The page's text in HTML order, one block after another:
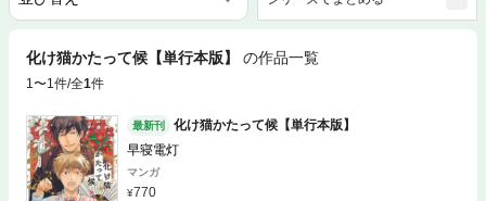
化け猫かたって候【単行本版】 の作品一覧
1〜1件/全1件
最新刊
化け猫かたって候【単行本版】
早寝電灯
マンガ
770